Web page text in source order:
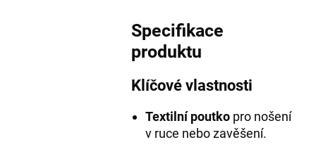
Specifikace
produktu
Klíčové vlastnosti
Textilní poutkopro nošení
v ruce nebo zavěšení.